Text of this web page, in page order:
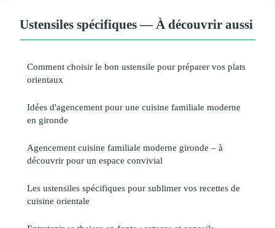
Ustensiles spécifiques — À découvrir aussi
Comment choisir le bon ustensile pour préparer vos plats
orientaux
Idées d'agencement pour une cuisine familiale moderne
en gironde
Agencement cuisine familiale moderne gironde – à
découvrir pour un espace convivial
Les ustensiles spécifiques pour sublimer vos recettes de
cuisine orientale